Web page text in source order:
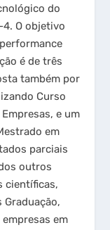
do
O objetivo
é de três
também por
Curso
e um
em
parciais
outros
científicas,
Graduação,
em